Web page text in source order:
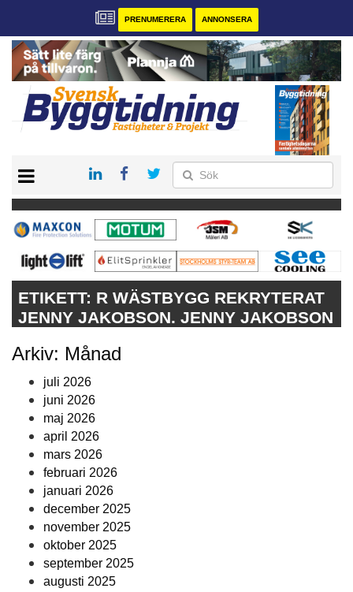
PRENUMERERA ANNONSERA
PRENUMERERA
VÅRA ANDRA MAGASIN
ANNONSERA
ETIKETT: R WÄSTBYGG REKRYTERAT
JENNY JAKOBSON. JENNY JAKOBSON
Arkiv: Månad
juli 2026
juni 2026
maj 2026
april 2026
mars 2026
februari 2026
januari 2026
december 2025
november 2025
oktober 2025
september 2025
augusti 2025